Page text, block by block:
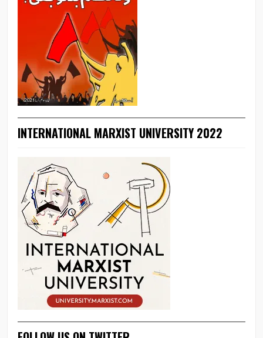
INTERNATIONAL MARXIST UNIVERSITY 2022